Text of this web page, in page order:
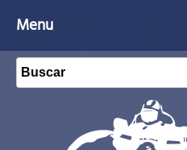
Menu